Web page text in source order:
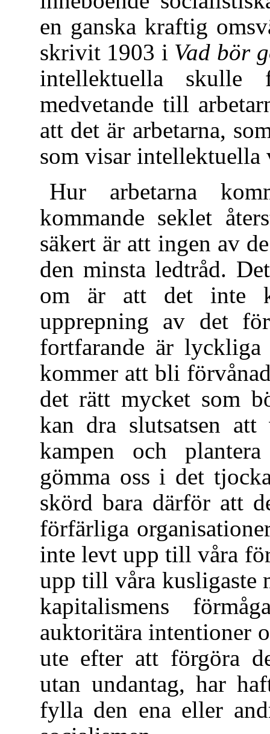
en ganska kraftig
skrivit 1903 i Vad bör
intellektuella skulle
medvetande till
att det är arbetarna,
som visar intellektuella
Hur arbetarna
kommande seklet
säkert är att ingen av
den minsta ledtråd.
om är att det inte
upprepning av det
fortfarande är
kommer att bli
det rätt mycket som
kan dra slutsatsen
kampen och
gömma oss i det
skörd bara därför att
förfärliga
inte levt upp till våra
upp till våra kusligaste
kapitalismens
auktoritära intentioner
ute efter att förgöra
utan undantag, har
fylla den ena eller